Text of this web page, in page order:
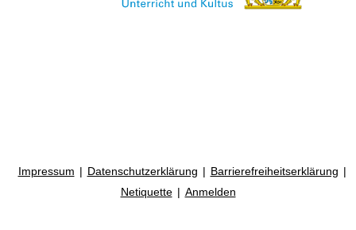
Impressum Datenschutzerklärung
Barrierefreiheitserklärung
Netiquette
Anmelden